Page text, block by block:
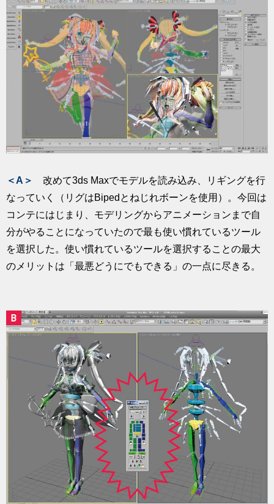
＜A＞
改めて3ds Maxでモデルを読み込み、リギングを行
なっていく（リグはBipedとねじれボーンを使用）。今回は
コンテにはじまり、モデリングからアニメーションまで自
分がやることになっていたので最も使い慣れているツール
を選択した。使い慣れているツールを選択することの最大
のメリットは「最悪どうにでもできる」の一点に尽きる。